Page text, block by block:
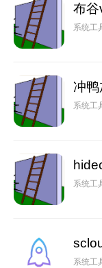
布
系统工
冲
系统工
系统工
系统工